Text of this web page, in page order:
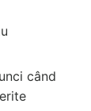
când